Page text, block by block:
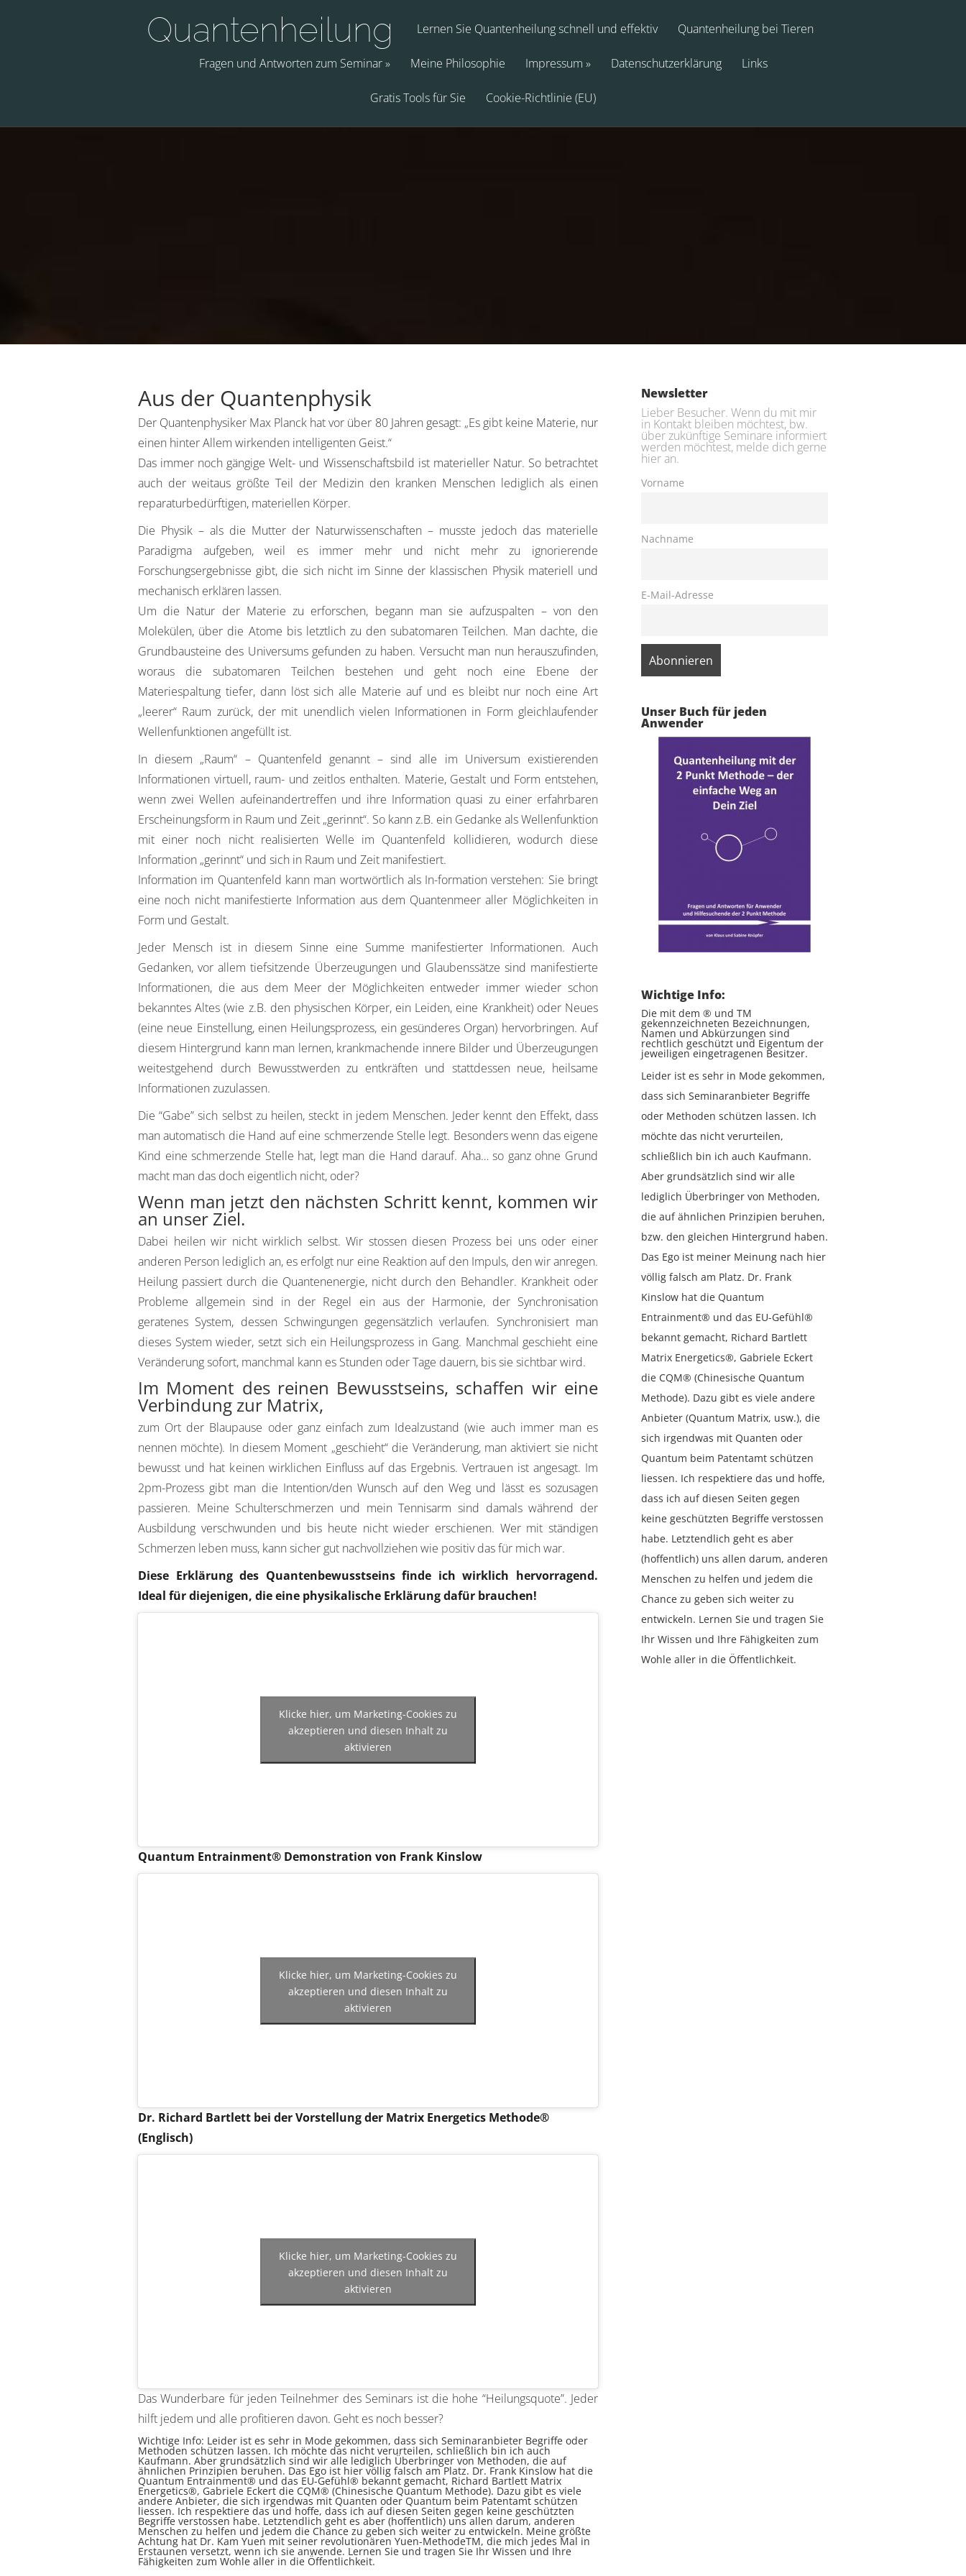
Quantenheilung Lernen Sie Quantenheilung schnell und effektiv Quantenheilung bei Tieren
Fragen und Antworten zum Seminar Meine Philosophie Impressum Datenschutzerklärung Links
Gratis Tools für Sie Cookie-Richtlinie (EU)
Aus der Quantenphysik
Der Quantenphysiker Max Planck hat vor über 80 Jahren gesagt: „Es gibt keine Materie, nur
einen hinter Allem wirkenden intelligenten Geist.“
Das immer noch gängige Welt- und Wissenschaftsbild ist materieller Natur. So betrachtet
auch der weitaus größte Teil der Medizin den kranken Menschen lediglich als einen
reparaturbedürftigen, materiellen Körper.
Die Physik – als die Mutter der Naturwissenschaften – musste jedoch das materielle
Paradigma aufgeben, weil es immer mehr und nicht mehr zu ignorierende
Forschungsergebnisse gibt, die sich nicht im Sinne der klassischen Physik materiell und
mechanisch erklären lassen.
Um die Natur der Materie zu erforschen, begann man sie aufzuspalten – von den
Molekülen, über die Atome bis letztlich zu den subatomaren Teilchen. Man dachte, die
Grundbausteine des Universums gefunden zu haben. Versucht man nun herauszufinden,
woraus die subatomaren Teilchen bestehen und geht noch eine Ebene der
Materiespaltung tiefer, dann löst sich alle Materie auf und es bleibt nur noch eine Art
„leerer“ Raum zurück, der mit unendlich vielen Informationen in Form gleichlaufender
Wellenfunktionen angefüllt ist.
In diesem „Raum“ – Quantenfeld genannt – sind alle im Universum existierenden
Informationen virtuell, raum- und zeitlos enthalten. Materie, Gestalt und Form entstehen,
wenn zwei Wellen aufeinandertreffen und ihre Information quasi zu einer erfahrbaren
Erscheinungsform in Raum und Zeit „gerinnt“. So kann z.B. ein Gedanke als Wellenfunktion
mit einer noch nicht realisierten Welle im Quantenfeld kollidieren, wodurch diese
Information „gerinnt“ und sich in Raum und Zeit manifestiert.
Information im Quantenfeld kann man wortwörtlich als In-formation verstehen: Sie bringt
eine noch nicht manifestierte Information aus dem Quantenmeer aller Möglichkeiten in
Form und Gestalt.
Jeder Mensch ist in diesem Sinne eine Summe manifestierter Informationen. Auch
Gedanken, vor allem tiefsitzende Überzeugungen und Glaubenssätze sind manifestierte
Informationen, die aus dem Meer der Möglichkeiten entweder immer wieder schon
bekanntes Altes (wie z.B. den physischen Körper, ein Leiden, eine Krankheit) oder Neues
(eine neue Einstellung, einen Heilungsprozess, ein gesünderes Organ) hervorbringen. Auf
diesem Hintergrund kann man lernen, krankmachende innere Bilder und Überzeugungen
weitestgehend durch Bewusstwerden zu entkräften und stattdessen neue, heilsame
Informationen zuzulassen.
Die “Gabe” sich selbst zu heilen, steckt in jedem Menschen. Jeder kennt den Effekt, dass
man automatisch die Hand auf eine schmerzende Stelle legt. Besonders wenn das eigene
Kind eine schmerzende Stelle hat, legt man die Hand darauf. Aha… so ganz ohne Grund
macht man das doch eigentlich nicht, oder?
Wenn man jetzt den nächsten Schritt kennt, kommen wir
an unser Ziel.
Dabei heilen wir nicht wirklich selbst. Wir stossen diesen Prozess bei uns oder einer
anderen Person lediglich an, es erfolgt nur eine Reaktion auf den Impuls, den wir anregen.
Heilung passiert durch die Quantenenergie, nicht durch den Behandler. Krankheit oder
Probleme allgemein sind in der Regel ein aus der Harmonie, der Synchronisation
geratenes System, dessen Schwingungen gegensätzlich verlaufen. Synchronisiert man
dieses System wieder, setzt sich ein Heilungsprozess in Gang. Manchmal geschieht eine
Veränderung sofort, manchmal kann es Stunden oder Tage dauern, bis sie sichtbar wird.
Im Moment des reinen Bewusstseins, schaffen wir eine
Verbindung zur Matrix,
zum Ort der Blaupause oder ganz einfach zum Idealzustand (wie auch immer man es
nennen möchte). In diesem Moment „geschieht“ die Veränderung, man aktiviert sie nicht
bewusst und hat keinen wirklichen Einfluss auf das Ergebnis. Vertrauen ist angesagt. Im
2pm-Prozess gibt man die Intention/den Wunsch auf den Weg und lässt es sozusagen
passieren. Meine Schulterschmerzen und mein Tennisarm sind damals während der
Ausbildung verschwunden und bis heute nicht wieder erschienen. Wer mit ständigen
Schmerzen leben muss, kann sicher gut nachvollziehen wie positiv das für mich war.
Diese Erklärung des Quantenbewusstseins finde ich wirklich hervorragend.
Ideal für diejenigen, die eine physikalische Erklärung dafür brauchen!
Klicke hier, um Marketing-Cookies zu
akzeptieren und diesen Inhalt zu
aktivieren
Quantum Entrainment® Demonstration von Frank Kinslow
Klicke hier, um Marketing-Cookies zu
akzeptieren und diesen Inhalt zu
aktivieren
Dr. Richard Bartlett bei der Vorstellung der Matrix Energetics Methode®
(Englisch)
Klicke hier, um Marketing-Cookies zu
akzeptieren und diesen Inhalt zu
aktivieren
Das Wunderbare für jeden Teilnehmer des Seminars ist die hohe “Heilungsquote”. Jeder
hilft jedem und alle profitieren davon. Geht es noch besser?
Wichtige Info: Leider ist es sehr in Mode gekommen, dass sich Seminaranbieter Begriffe oder
Methoden schützen lassen. Ich möchte das nicht verurteilen, schließlich bin ich auch
Kaufmann. Aber grundsätzlich sind wir alle lediglich Überbringer von Methoden, die auf
ähnlichen Prinzipien beruhen. Das Ego ist hier völlig falsch am Platz. Dr. Frank Kinslow hat die
Quantum Entrainment® und das EU-Gefühl® bekannt gemacht, Richard Bartlett Matrix
Energetics®, Gabriele Eckert die CQM® (Chinesische Quantum Methode). Dazu gibt es viele
andere Anbieter, die sich irgendwas mit Quanten oder Quantum beim Patentamt schützen
liessen. Ich respektiere das und hoffe, dass ich auf diesen Seiten gegen keine geschützten
Begriffe verstossen habe. Letztendlich geht es aber (hoffentlich) uns allen darum, anderen
Menschen zu helfen und jedem die Chance zu geben sich weiter zu entwickeln. Meine größte
Achtung hat Dr. Kam Yuen mit seiner revolutionären Yuen-MethodeTM, die mich jedes Mal in
Erstaunen versetzt, wenn ich sie anwende. Lernen Sie und tragen Sie Ihr Wissen und Ihre
Fähigkeiten zum Wohle aller in die Öffentlichkeit.
Newsletter
Lieber Besucher. Wenn du mit mir
in Kontakt bleiben möchtest, bw.
über zukünftige Seminare informiert
werden möchtest, melde dich gerne
hier an.
Vorname
Nachname
E-Mail-Adresse
Unser Buch für jeden
Anwender
Wichtige Info:
Die mit dem ® und TM
gekennzeichneten Bezeichnungen,
Namen und Abkürzungen sind
rechtlich geschützt und Eigentum der
jeweiligen eingetragenen Besitzer.
Leider ist es sehr in Mode gekommen,
dass sich Seminaranbieter Begriffe
oder Methoden schützen lassen. Ich
möchte das nicht verurteilen,
schließlich bin ich auch Kaufmann.
Aber grundsätzlich sind wir alle
lediglich Überbringer von Methoden,
die auf ähnlichen Prinzipien beruhen,
bzw. den gleichen Hintergrund haben.
Das Ego ist meiner Meinung nach hier
völlig falsch am Platz. Dr. Frank
Kinslow hat die Quantum
Entrainment® und das EU-Gefühl®
bekannt gemacht, Richard Bartlett
Matrix Energetics®, Gabriele Eckert
die CQM® (Chinesische Quantum
Methode). Dazu gibt es viele andere
Anbieter (Quantum Matrix, usw.), die
sich irgendwas mit Quanten oder
Quantum beim Patentamt schützen
liessen. Ich respektiere das und hoffe,
dass ich auf diesen Seiten gegen
keine geschützten Begriffe verstossen
habe. Letztendlich geht es aber
(hoffentlich) uns allen darum, anderen
Menschen zu helfen und jedem die
Chance zu geben sich weiter zu
entwickeln. Lernen Sie und tragen Sie
Ihr Wissen und Ihre Fähigkeiten zum
Wohle aller in die Öffentlichkeit.